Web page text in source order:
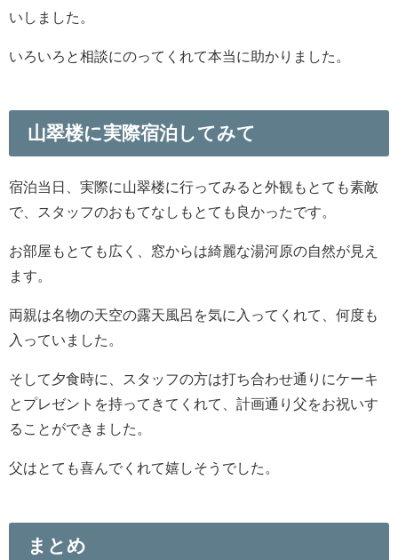
いしました。
いろいろと相談にのってくれて本当に助かりました。
山翠楼に実際宿泊してみて
宿泊当日、実際に山翠楼に行ってみると外観もとても素敵
で、スタッフのおもてなしもとても良かったです。
お部屋もとても広く、窓からは綺麗な湯河原の自然が見え
ます。
両親は名物の天空の露天風呂を気に入ってくれて、何度も
入っていました。
そして夕食時に、スタッフの方は打ち合わせ通りにケーキ
とプレゼントを持ってきてくれて、計画通り父をお祝いす
ることができました。
父はとても喜んでくれて嬉しそうでした。
まとめ